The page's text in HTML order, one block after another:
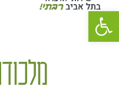
פתח סרגל נגישות